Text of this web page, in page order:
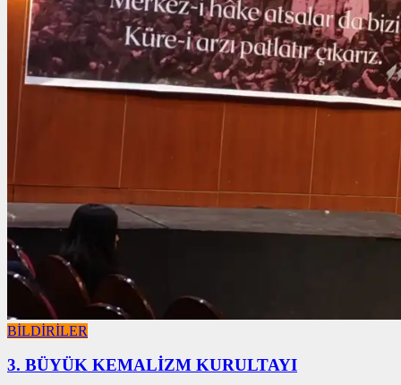
BİLDİRİLER
3. BÜYÜK KEMALİZM KURULTAYI